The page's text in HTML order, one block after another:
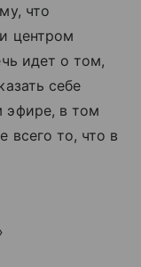
что
центром
идет о том,
себе
эфире, в том
всего то, что в